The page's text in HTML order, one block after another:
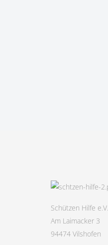
Schützen Hilfe e.V.
Am Laimacker 3
94474 Vilshofen